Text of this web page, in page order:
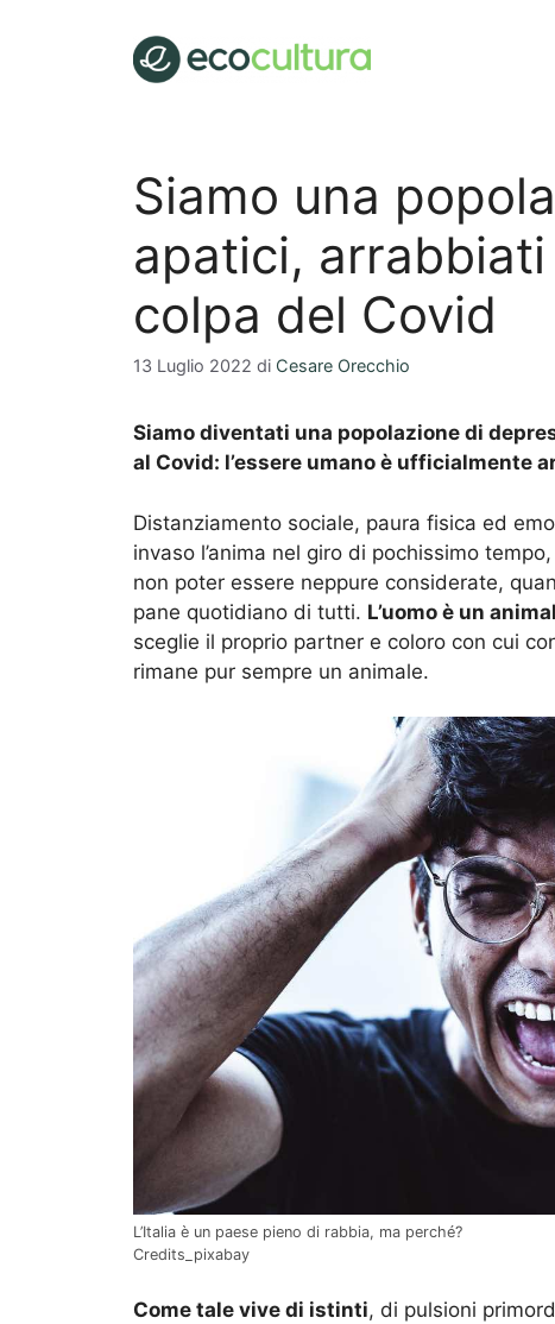
Siamo una
apatici,
colpa del Covid
13 Luglio 2022 di Cesare Orecchio
Siamo diventati una popolazione di
al Covid: l’essere umano è ufficialmente
Distanziamento sociale, paura fisica ed
invaso l’anima nel giro di pochissimo
non poter essere neppure considerate,
pane quotidiano di tutti. L’uomo è un
sceglie il proprio partner e coloro con cui
rimane pur sempre un animale.
L’Italia è un paese pieno di rabbia, ma perché?
Credits_pixabay
Come tale vive di istinti, di pulsioni